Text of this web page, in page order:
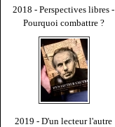
2018 - Perspectives libres -
Pourquoi combattre ?
2019 - D'un lecteur l'autre